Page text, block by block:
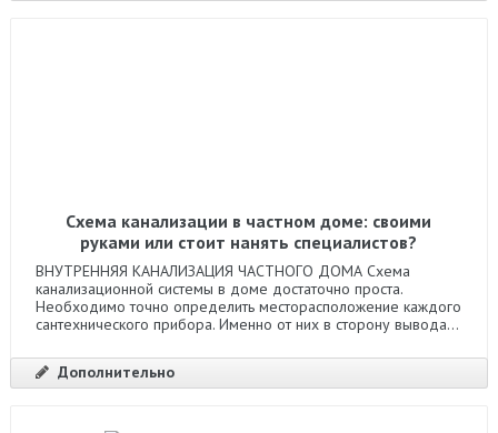
Схема канализации в частном доме: своими
руками или стоит нанять специалистов?
ВНУТРЕННЯЯ КАНАЛИЗАЦИЯ ЧАСТНОГО ДОМА Схема
канализационной системы в доме достаточно проста.
Необходимо точно определить месторасположение каждого
сантехнического прибора. Именно от них в сторону вывода...
Дополнительно